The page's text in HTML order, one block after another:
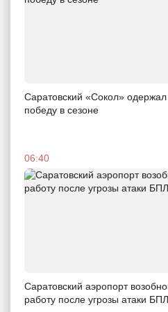
Саратовский «Сокол»
победу в сезоне
06:40
Саратовский аэропорт
работу после угрозы атаки